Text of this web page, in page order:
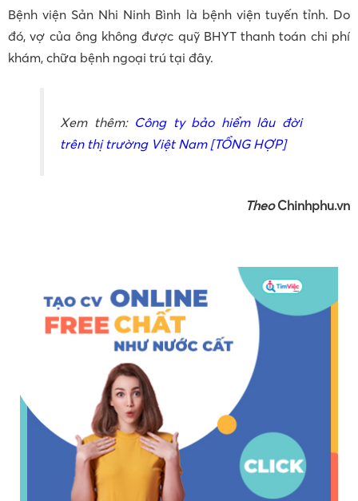
Bệnh viện Sản Nhi Ninh Bình là bệnh viện tuyến tỉnh. Do
đó, vợ của ông không được quỹ BHYT thanh toán chi phí
khám, chữa bệnh ngoại trú tại đây.
Xem thêm: Công ty bảo hiểm lâu đời
trên thị trường Việt Nam [TỔNG HỢP]
TheoChinhphu.vn